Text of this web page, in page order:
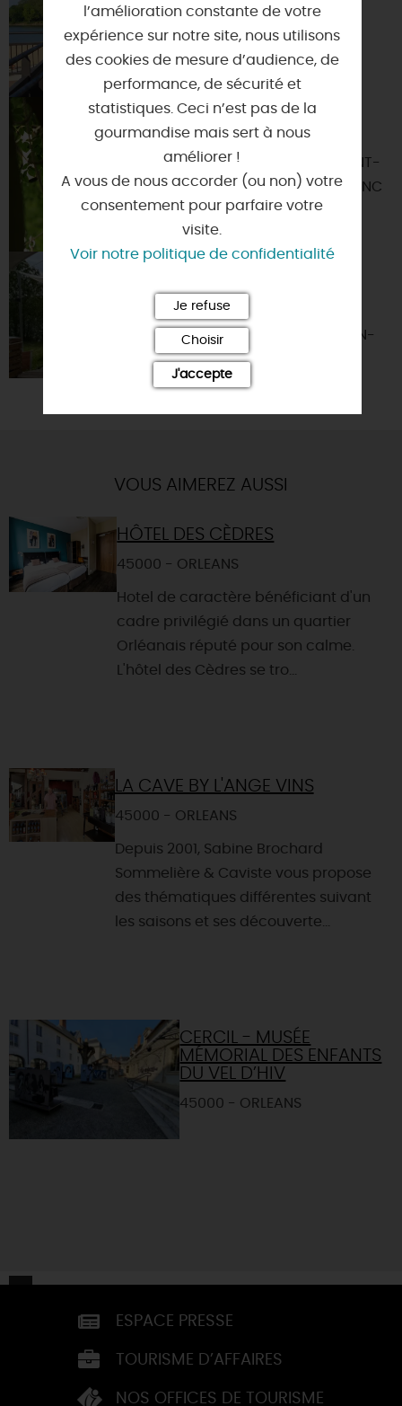
LOIRE
45650 - SAINT-
JEAN-LE-BLANC
LÉO PARC
AVENTURE
45650 - SAINT-
JEAN-LE-BLANC
GUINGUETTE DU
PARC DE LOIRE
45650 - SAINT-JEAN-
LE-BLANC
VOUS AIMEREZ AUSSI
HÔTEL DES CÈDRES
45000 - ORLEANS
Hotel de caractère bénéficiant d'un
cadre privilégié dans un quartier
Orléanais réputé pour son calme.
L'hôtel des Cèdres se tro...
LA CAVE BY L'ANGE VINS
45000 - ORLEANS
Depuis 2001, Sabine Brochard
Sommelière & Caviste vous propose
des thématiques différentes suivant
les saisons et ses découverte...
CERCIL - MUSÉE
MÉMORIAL DES ENFANTS
DU VEL D’HIV
45000 - ORLEANS
ESPACE PRESSE
TOURISME D’AFFAIRES
NOS OFFICES DE TOURISME
l’amélioration constante de votre
expérience sur notre site, nous utilisons
des cookies de mesure d’audience, de
performance, de sécurité et
statistiques. Ceci n’est pas de la
gourmandise mais sert à nous
améliorer !
A vous de nous accorder (ou non) votre
consentement pour parfaire votre
visite.
Voir notre politique de confidentialité
Je refuse
Choisir
J'accepte